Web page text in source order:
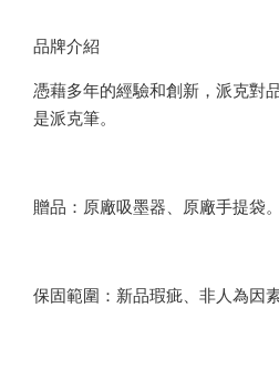
品牌介紹
憑藉多年的經驗和創新，派克對
是派克筆。
贈品：原廠吸墨器、原廠手提袋。
保固範圍：新品瑕疵、非人為因素